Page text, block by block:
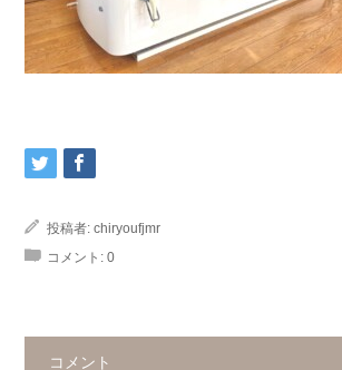
投稿者: chiryoufjmr
コメント: 0
コメント